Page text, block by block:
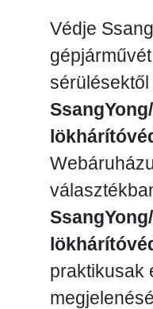
Védje
praktikusak